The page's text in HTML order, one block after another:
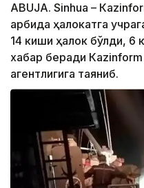
АBUJA. Sinhua –
ғарбида ҳалокатга
14 киши ҳалок бўлди, 6
хабар беради Кazinform
агентлигига таяниб.